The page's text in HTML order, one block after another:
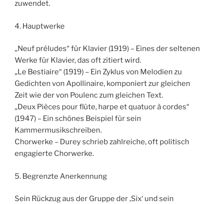
zuwendet.
4. Hauptwerke
„Neuf préludes“ für Klavier (1919) – Eines der seltenen
Werke für Klavier, das oft zitiert wird.
„Le Bestiaire“ (1919) – Ein Zyklus von Melodien zu
Gedichten von Apollinaire, komponiert zur gleichen
Zeit wie der von Poulenc zum gleichen Text.
„Deux Pièces pour flûte, harpe et quatuor à cordes“
(1947) – Ein schönes Beispiel für sein
Kammermusikschreiben.
Chorwerke – Durey schrieb zahlreiche, oft politisch
engagierte Chorwerke.
5. Begrenzte Anerkennung
Sein Rückzug aus der Gruppe der ‚Six‘ und sein